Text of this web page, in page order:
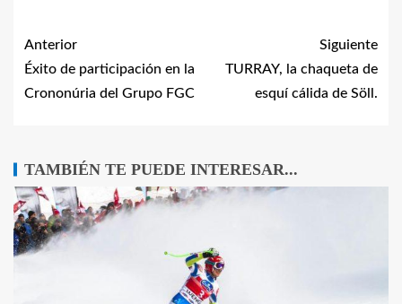
Anterior
Éxito de participación en la
Crononúria del Grupo FGC
Siguiente
TURRAY, la chaqueta de
esquí cálida de Söll.
TAMBIÉN TE PUEDE INTERESAR...